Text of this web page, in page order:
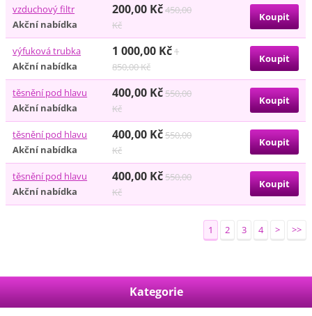
vzduchový filtr
Akční nabídka
200,00 Kč450,00
Kč
výfuková trubka
Akční nabídka
1 000,00 Kč1
850,00 Kč
těsnění pod hlavu
Akční nabídka
400,00 Kč550,00
Kč
těsnění pod hlavu
Akční nabídka
400,00 Kč550,00
Kč
těsnění pod hlavu
Akční nabídka
400,00 Kč550,00
Kč
1 2 3 4 > >>
Kategorie